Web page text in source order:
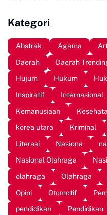
Kategori
Abstrak Agama
Daerah
Daerah
Hujum
Hukum
Inspiratif
Internasional
Kemanusiaan
korea utara
Kriminal
Literasi
Nasiona
Nasional Olahraga
olahraga
Olahraga
Opini
Otomotif
pendidikan
Pendidikan